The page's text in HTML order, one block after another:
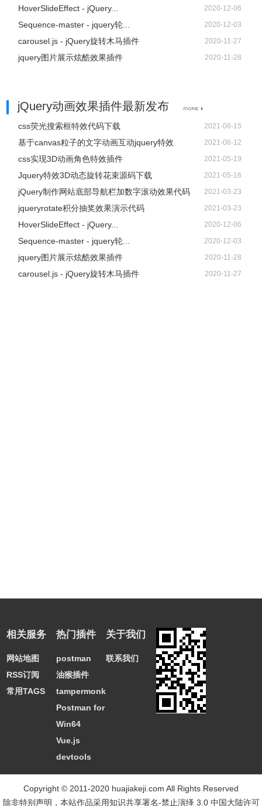
HoverSlideEffect - jQuery... 2020-12-06
Sequence-master - jquery轮... 2020-12-03
carousel.js - jQuery旋转木马插件 2020-11-27
jquery图片展示炫酷效果插件 2020-11-28
jQuery动画效果插件最新发布
css荧光搜索框特效代码下载 2021-06-15
基于canvas粒子的文字动画互动jquery特效 2021-06-12
css实现3D动画角色特效插件 2021-05-19
Jquery特效3D动态旋转花束源码下载 2021-05-16
jQuery制作网站底部导航栏加数字滚动效果代码 2021-03-23
jqueryrotate积分抽奖效果演示代码 2021-03-23
HoverSlideEffect - jQuery... 2020-12-06
Sequence-master - jquery轮... 2020-12-03
jquery图片展示炫酷效果插件 2020-11-28
carousel.js - jQuery旋转木马插件 2020-11-27
相关服务
网站地图
RSS订阅
常用TAGS
热门插件
postman
油猴插件
tampermonkey
Postman for
Win64
Vue.js
devtools
关于我们
联系我们
Copyright © 2011-2020 huajiakeji.com All Rights Reserved
除非特别声明，本站作品采用知识共享署名-禁止演绎 3.0 中国大陆许可